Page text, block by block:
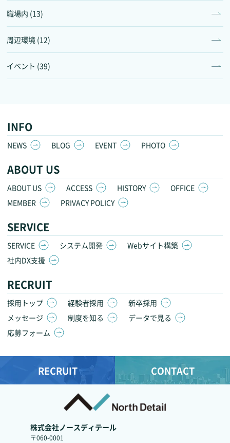
職場内 (13)
周辺環境 (12)
イベント (39)
INFO
NEWS BLOG EVENT PHOTO
ABOUT US
ABOUT US ACCESS HISTORY
OFFICE
MEMBER
PRIVACY POLICY
SERVICE
SERVICE システム開発
Webサイト構築
社内DX支援
RECRUIT
採用トップ 経験者採用
新卒採用
メッセージ
制度を知る
データで見る
応募フォーム
RECRUIT CONTACT
株式会社ノースディテール
〒060-0001